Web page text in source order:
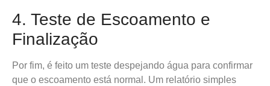
4. Teste de Escoamento e
Finalização
Por fim, é feito um teste despejando água para confirmar
que o escoamento está normal. Um relatório simples